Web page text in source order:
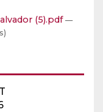
(5).pdf —